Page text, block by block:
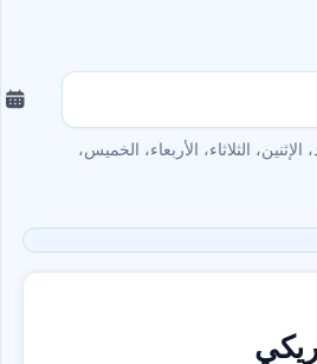
الثلاثاء، الأربعاء، الخميس،